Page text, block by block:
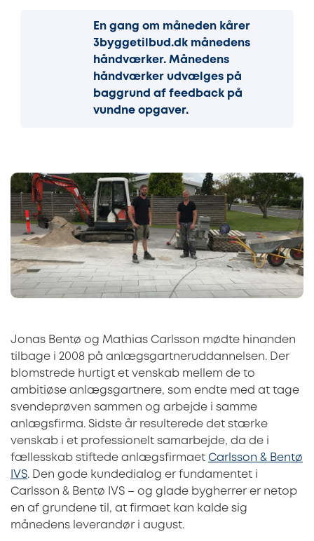
En gang om måneden kårer
3byggetilbud.dk månedens
håndværker. Månedens
håndværker udvælges på
baggrund af feedback på
vundne opgaver.
Jonas Bentø og Mathias Carlsson mødte hinanden
tilbage i 2008 på anlægsgartneruddannelsen. Der
blomstrede hurtigt et venskab mellem de to
ambitiøse anlægsgartnere, som endte med at tage
svendeprøven sammen og arbejde i samme
anlægsfirma. Sidste år resulterede det stærke
venskab i et professionelt samarbejde, da de i
fællesskab stiftede anlægsfirmaet Carlsson & Bentø
IVS. Den gode kundedialog er fundamentet i
Carlsson & Bentø IVS – og glade bygherrer er netop
en af grundene til, at firmaet kan kalde sig
månedens leverandør i august.